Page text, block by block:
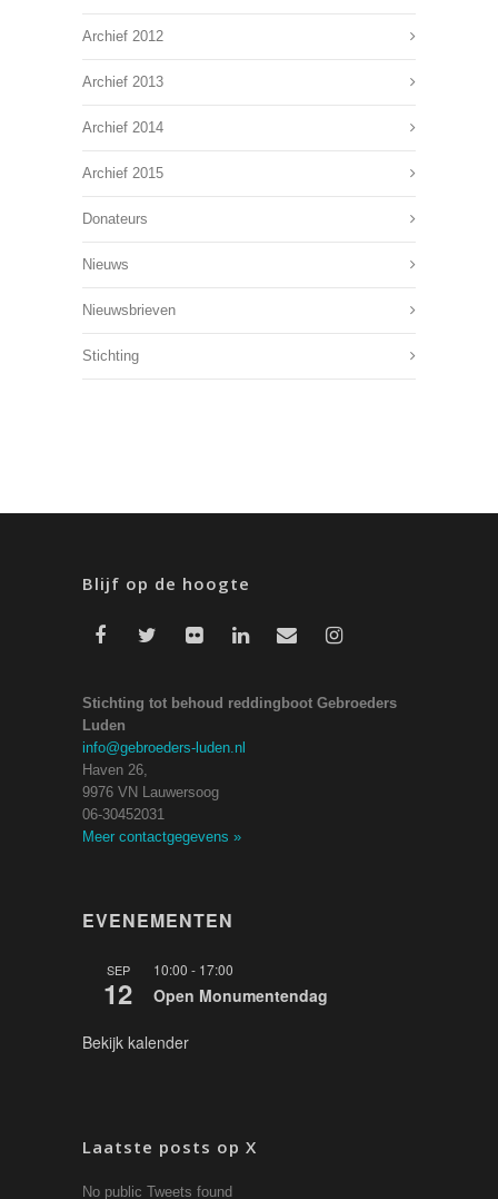
Archief 2012
Archief 2013
Archief 2014
Archief 2015
Donateurs
Nieuws
Nieuwsbrieven
Stichting
Blijf op de hoogte
Stichting tot behoud reddingboot Gebroeders
Luden
info@gebroeders-luden.nl
Haven 26,
9976 VN Lauwersoog
06-30452031
Meer contactgegevens »
EVENEMENTEN
SEP
12
10:00 - 17:00
Open Monumentendag
Bekijk kalender
Laatste posts op X
No public Tweets found